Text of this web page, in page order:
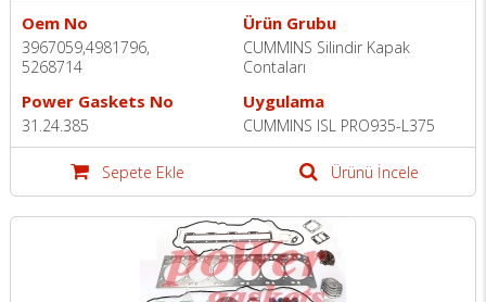
Oem No
3967059,4981796,
5268714
Ürün Grubu
CUMMINS Silindir Kapak
Contaları
Power Gaskets No
31.24.385
Uygulama
CUMMINS ISL PRO935-L375
Sepete Ekle Ürünü İncele